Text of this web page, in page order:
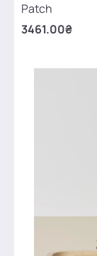
Patch
3461.00₴